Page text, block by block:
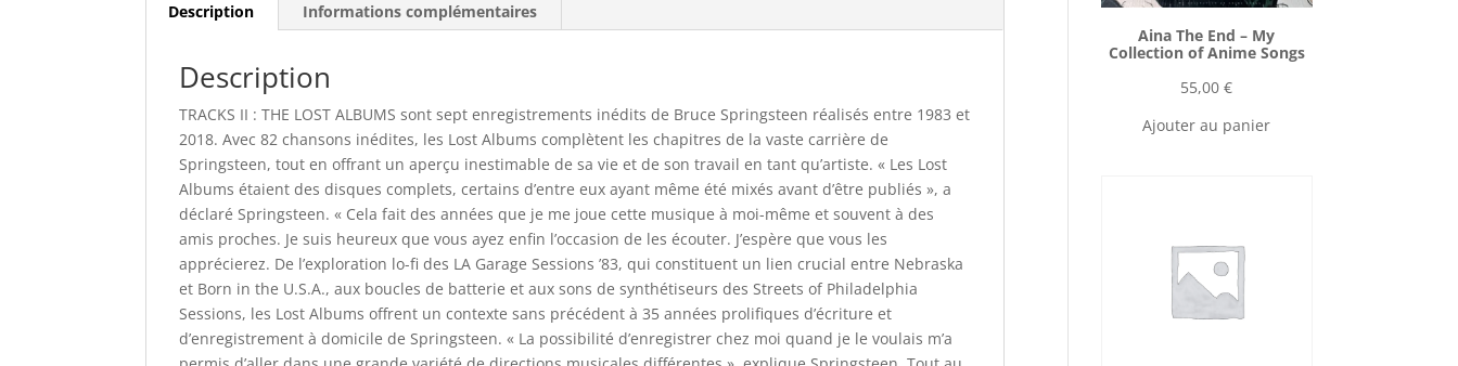
Description Informations complémentaires
Description
TRACKS II : THE LOST ALBUMS sont sept enregistrements inédits de Bruce Springsteen réalisés entre 1983 et
2018. Avec 82 chansons inédites, les Lost Albums complètent les chapitres de la vaste carrière de
Springsteen, tout en offrant un aperçu inestimable de sa vie et de son travail en tant qu’artiste. « Les Lost
Albums étaient des disques complets, certains d’entre eux ayant même été mixés avant d’être publiés », a
déclaré Springsteen. « Cela fait des années que je me joue cette musique à moi-même et souvent à des
amis proches. Je suis heureux que vous ayez enfin l’occasion de les écouter. J’espère que vous les
apprécierez. De l’exploration lo-fi des LA Garage Sessions ’83, qui constituent un lien crucial entre Nebraska
et Born in the U.S.A., aux boucles de batterie et aux sons de synthétiseurs des Streets of Philadelphia
Sessions, les Lost Albums offrent un contexte sans précédent à 35 années prolifiques d’écriture et
d’enregistrement à domicile de Springsteen. « La possibilité d’enregistrer chez moi quand je le voulais m’a
Aina The End ‎– My
Collection of Anime Songs
55,00€
Ajouter au panier